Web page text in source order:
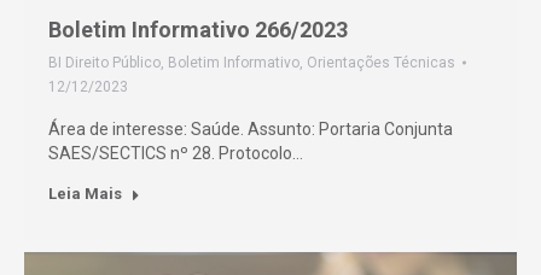
Boletim Informativo 266/2023
BI Direito Público, Boletim Informativo, Orientações Técnicas
12/12/2023
Área de interesse: Saúde. Assunto: Portaria Conjunta
SAES/SECTICS nº 28. Protocolo…
Leia Mais